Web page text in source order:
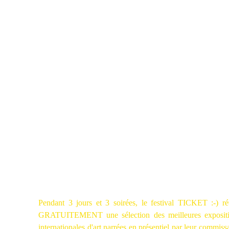
Pendant 3 jours et 3 soirées, le festival TICKET :-)
GRATUITEMENT une sélection des meilleures
internationales d'art narrées en présentiel par leur